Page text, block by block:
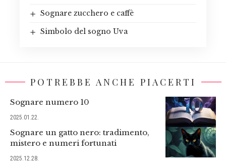
Sognare zucchero e caffè
Simbolo del sogno Uva
POTREBBE ANCHE PIACERTI
Sognare numero 10
2025.01.22.
Sognare un gatto nero: tradimento,
mistero e numeri fortunati
2025.12.28.